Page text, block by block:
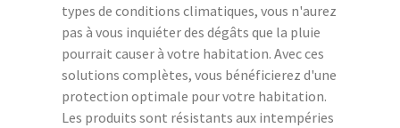
types de conditions climatiques, vous n'aurez
pas à vous inquiéter des dégâts que la pluie
pourrait causer à votre habitation. Avec ces
solutions complètes, vous bénéficierez d'une
protection optimale pour votre habitation.
Les produits sont résistants aux intempéries